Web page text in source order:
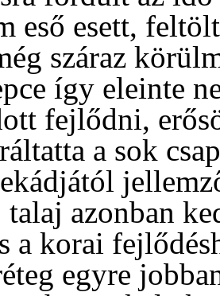
eső esett,
száraz
így eleinte
fejlődni,
a sok
azonban
a korai
egyre